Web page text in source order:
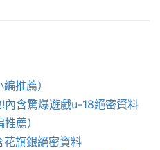
推薦）
含驚爆遊戲u-18絕密資料
薦）
旗銀絕密資料